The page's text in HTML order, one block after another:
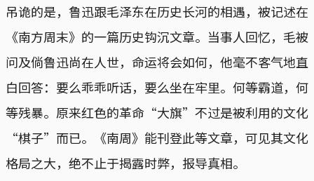
吊诡的是，鲁迅跟毛泽东在历史长河的相遇，被记述在
《南方周末》的一篇历史钩沉文章。当事人回忆，毛被
问及倘鲁迅尚在人世，命运将会如何，他毫不客气地直
白回答：要么乖乖听话，要么坐在牢里。何等霸道，何
等残暴。原来红色的革命“大旗”不过是被利用的文化
“棋子”而已。《南周》能刊登此等文章，可见其文化
格局之大，绝不止于揭露时弊，报导真相。